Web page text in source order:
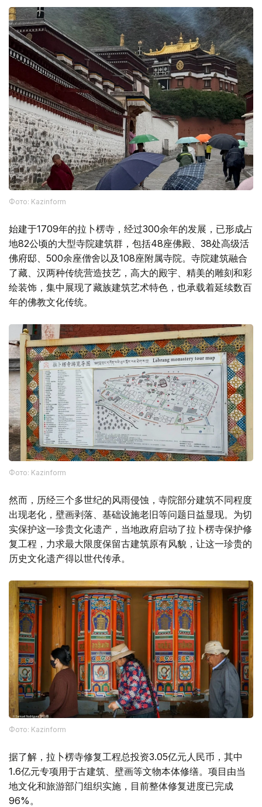
Фото: Kazinform
始建于1709年的拉卜楞寺，经过300余年的发展，已形成占
地82公顷的大型寺院建筑群，包括48座佛殿、38处高级活
佛府邸、500余座僧舍以及108座附属寺院。寺院建筑融合
了藏、汉两种传统营造技艺，高大的殿宇、精美的雕刻和彩
绘装饰，集中展现了藏族建筑艺术特色，也承载着延续数百
年的佛教文化传统。
Фото: Kazinform
然而，历经三个多世纪的风雨侵蚀，寺院部分建筑不同程度
出现老化，壁画剥落、基础设施老旧等问题日益显现。为切
实保护这一珍贵文化遗产，当地政府启动了拉卜楞寺保护修
复工程，力求最大限度保留古建筑原有风貌，让这一珍贵的
历史文化遗产得以世代传承。
Фото: Kazinform
据了解，拉卜楞寺修复工程总投资3.05亿元人民币，其中
1.6亿元专项用于古建筑、壁画等文物本体修缮。项目由当
地文化和旅游部门组织实施，目前整体修复进度已完成
96%。